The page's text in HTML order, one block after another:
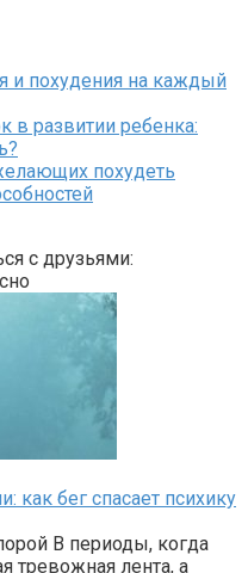
и похудения на каждый
в развитии ребенка:
похудеть
с друзьями:
как бег спасает психику
В периоды, когда
тревожная лента, а